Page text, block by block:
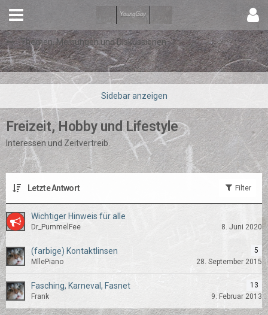
Themen, Meinungen und Diskussionen
Freizeit, Hobby und Lifestyle
Interessen und Zeitvertreib.
Letzte Antwort Filter
Wichtiger Hinweis für alle
Dr_PummelFee 8. Juni 2020
(farbige) Kontaktlinsen
5
MllePiano
28. September 2015
Fasching, Karneval, Fasnet
13
Frank
9. Februar 2013